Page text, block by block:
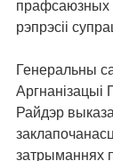
прафсаюзных
рэпрэсіі
Генеральны
Райдэр
затрыманнях